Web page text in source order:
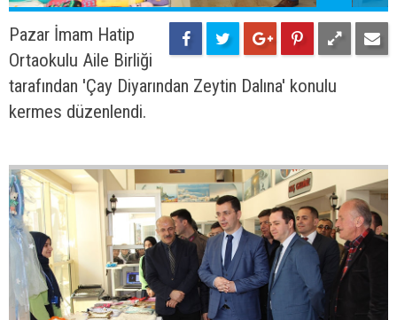
Pazar İmam Hatip
Ortaokulu Aile Birliği
tarafından 'Çay Diyarından Zeytin Dalına' konulu
kermes düzenlendi.